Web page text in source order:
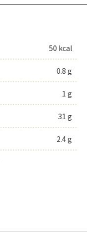
50 kcal
0.8 g
1 g
31 g
2.4 g